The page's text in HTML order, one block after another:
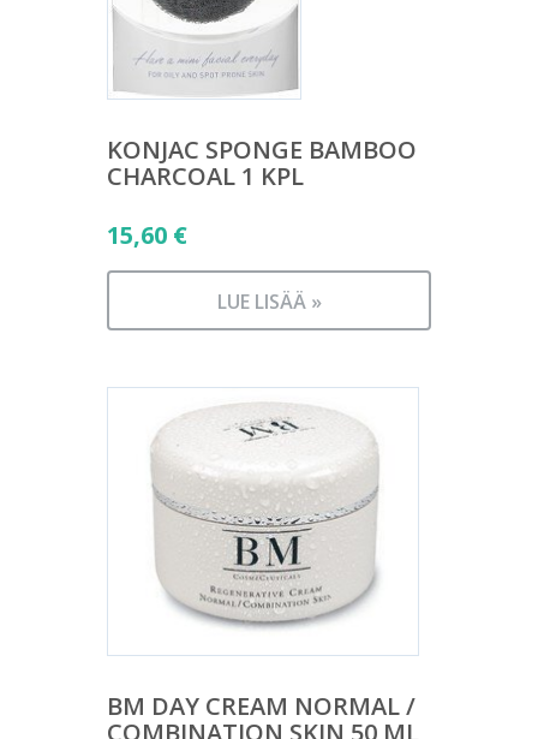
KONJAC SPONGE BAMBOO
CHARCOAL 1 KPL
15,60 €
LUE LISÄÄ »
BM DAY CREAM NORMAL /